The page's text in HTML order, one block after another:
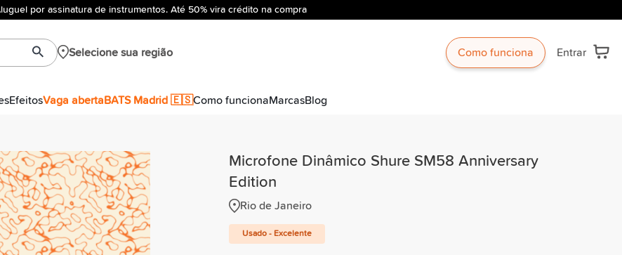
por assinatura de instrumentos. Até 50% vira crédito na compra
Selecione sua região Como funciona Entrar
EfeitosVaga abertaBATS Madrid 🇪🇸Como funcionaMarcasBlog
Microfone Dinâmico Shure SM58 Anniversary
Edition
Rio de Janeiro
Usado - Excelente